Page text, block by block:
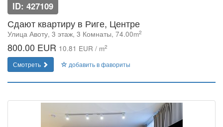
ID: 427109
Сдают квартиру в Риге, Центре
Улица Авоту, 3 этаж, 3 Комнаты, 74.00m2
800.00 EUR 10.81 EUR / m2
Смотреть добавить в фавориты